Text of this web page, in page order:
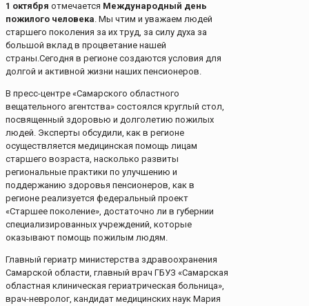
1 октября отмечается Международный день
пожилого человека. Мы чтим и уважаем людей
старшего поколения за их труд, за силу духа за
большой вклад в процветание нашей
страны.Сегодня в регионе создаются условия для
долгой и активной жизни наших пенсионеров.
В пресс-центре «Самарского областного
вещательного агентства» состоялся круглый стол,
посвященный здоровью и долголетию пожилых
людей. Эксперты обсудили, как в регионе
осуществляется медицинская помощь лицам
старшего возраста, насколько развиты
региональные практики по улучшению и
поддержанию здоровья пенсионеров, как в
регионе реализуется федеральный проект
«Старшее поколение», достаточно ли в губернии
специализированных учреждений, которые
оказывают помощь пожилым людям.
Главный гериатр министерства здравоохранения
Самарской области, главный врач ГБУЗ «Самарская
областная клиническая гериатрическая больница»,
врач-невролог, кандидат медицинских наук Мария